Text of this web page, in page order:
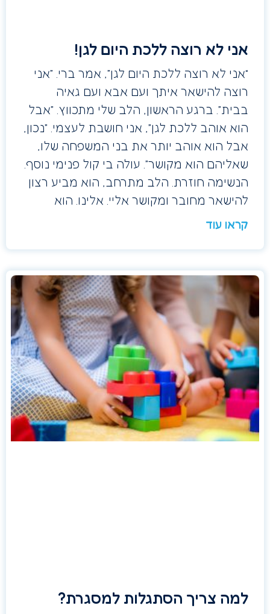
אני לא רוצה ללכת היום לגן!
“אני לא רוצה ללכת היום לגן”, אמר ברי. ”אני
רוצה להישאר איתך ועם אבא ועם גאיה
בבית”. ברגע הראשון, הלב שלי מתכווץ. ”אבל
הוא אוהב ללכת לגן”, אני חושבת לעצמי. ”נכון,
אבל הוא אוהב יותר את בני המשפחה שלו,
שאליהם הוא מקושר”. עולה בי קול פנימי נוסף.
הנשימה חוזרת. הלב מתרחב, הוא מביע רצון
להישאר מחובר ומקושר אליי. אלינו. הוא
קראו עוד
למה צריך הסתגלות למסגרת?